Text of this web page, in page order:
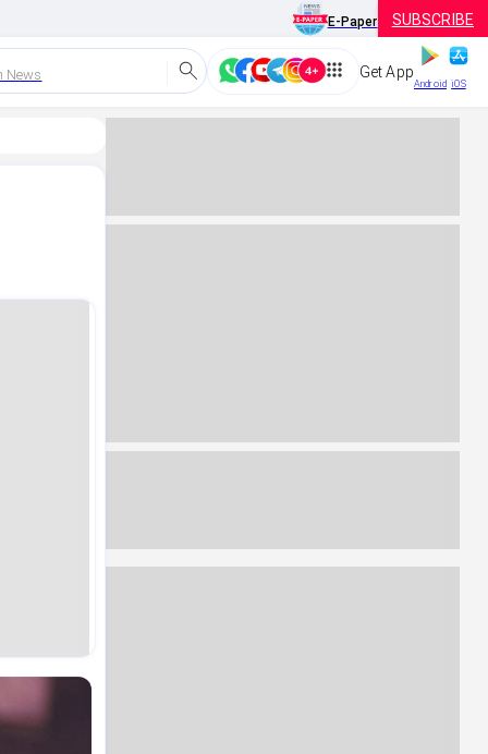
E-Paper SUBSCRIBE
News Get App
Android iOS